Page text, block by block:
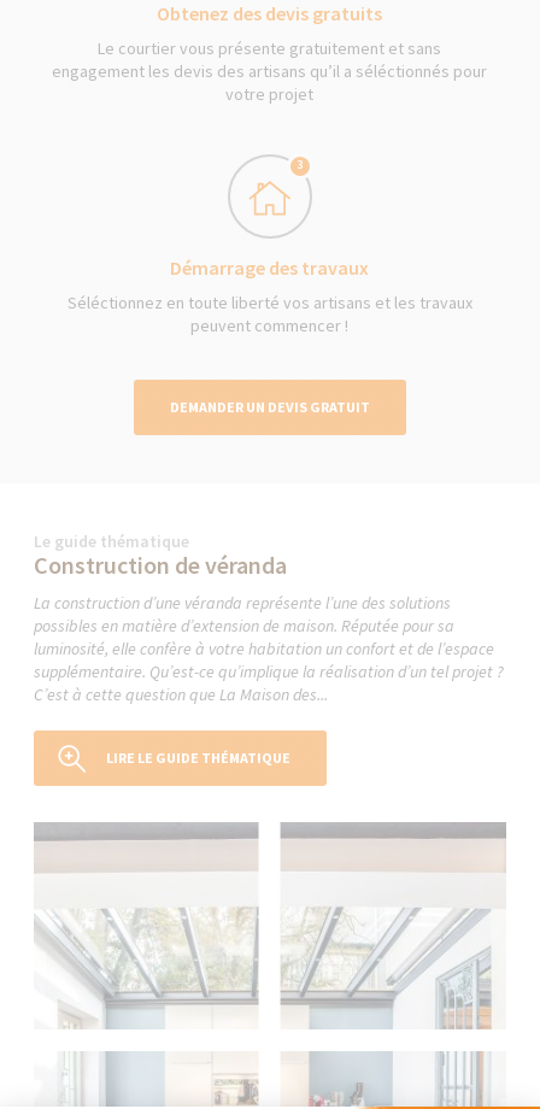
Obtenez des devis gratuits
Le courtier vous présente gratuitement et sans
engagement les devis des artisans qu’il a séléctionnés pour
votre projet
3
Démarrage des travaux
Séléctionnez en toute liberté vos artisans et les travaux
peuvent commencer !
DEMANDER UN DEVIS GRATUIT
Le guide thématique
Construction de véranda
La construction d’une véranda représente l’une des solutions
possibles en matière d’extension de maison. Réputée pour sa
luminosité, elle confère à votre habitation un confort et de l’espace
supplémentaire. Qu’est-ce qu’implique la réalisation d’un tel projet ?
C’est à cette question que La Maison des...
LIRE LE GUIDE THÉMATIQUE